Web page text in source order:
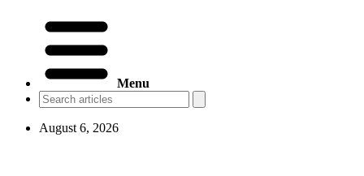
Menu
August 6, 2026